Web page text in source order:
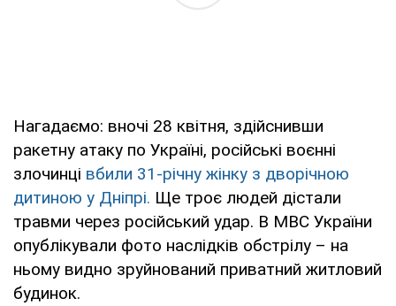
Нагадаємо: вночі 28 квітня, здійснивши
ракетну атаку по Україні, російські воєнні
злочинці вбили 31-річну жінку з дворічною
дитиною у Дніпрі. Ще троє людей дістали
травми через російський удар. В МВС України
опублікували фото наслідків обстрілу – на
ньому видно зруйнований приватний житловий
будинок.